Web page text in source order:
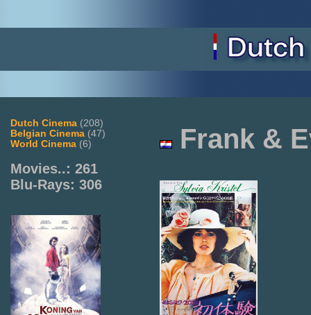
Dutch Cinema (208)
Belgian Cinema (47)
World Cinema (6)
Movies..: 261
Blu-Rays: 306
Frank &